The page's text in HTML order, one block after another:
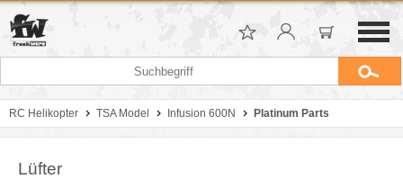
RC Helikopter TSA Model Infusion 600N Platinum Parts
Lüfter